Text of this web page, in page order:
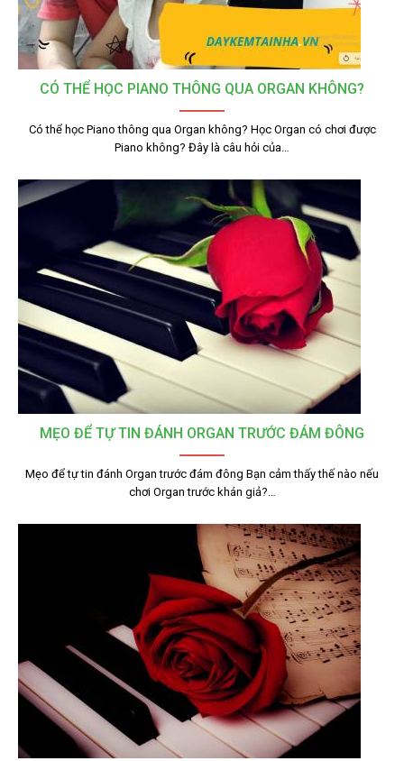
CÓ THỂ HỌC PIANO THÔNG QUA ORGAN KHÔNG?
Có thể học Piano thông qua Organ không? Học Organ có chơi được
Piano không? Đây là câu hỏi của…
MẸO ĐỂ TỰ TIN ĐÁNH ORGAN TRƯỚC ĐÁM ĐÔNG
Mẹo để tự tin đánh Organ trước đám đông Bạn cảm thấy thế nào nếu
chơi Organ trước khán giả?…